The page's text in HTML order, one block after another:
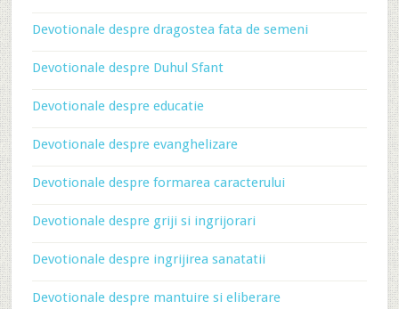
Devotionale despre dragostea fata de semeni
Devotionale despre Duhul Sfant
Devotionale despre educatie
Devotionale despre evanghelizare
Devotionale despre formarea caracterului
Devotionale despre griji si ingrijorari
Devotionale despre ingrijirea sanatatii
Devotionale despre mantuire si eliberare